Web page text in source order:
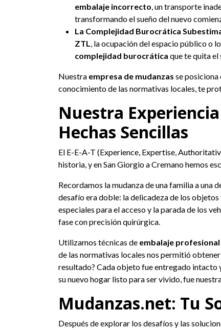
embalaje incorrecto, un transporte
transformando el sueño del nuevo
La Complejidad Burocrática
ZTL, la ocupación del espacio público o
complejidad burocrática que te quita el
Nuestra empresa de mudanzas se
conocimiento de las normativas locales, te
Nuestra
Hechas Sencillas
El E-E-A-T (Experience, Expertise,
historia, y en San Giorgio a Cremano hemos
Recordamos la mudanza de una familia a una
desafío era doble: la delicadeza de los
especiales para el acceso y la parada de los
fase con precisión quirúrgica.
Utilizamos técnicas de embalaje profesional
de las normativas locales nos permitió
resultado? Cada objeto fue entregado intacto
su nuevo hogar listo para ser vivido, fue
Mudanzas.net: Tu
Después de explorar los desafíos y las